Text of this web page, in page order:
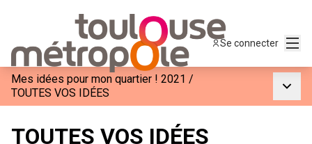
Se connecter
Mes idées pour mon quartier ! 2021 /
TOUTES VOS IDÉES
TOUTES VOS IDÉES